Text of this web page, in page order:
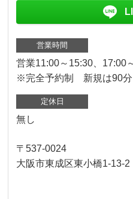
営業時間
営業11:00～15:30、17:00
※完全予約制 新規は90
定休日
無し
〒537-0024
大阪市東成区東小橋1-13-2